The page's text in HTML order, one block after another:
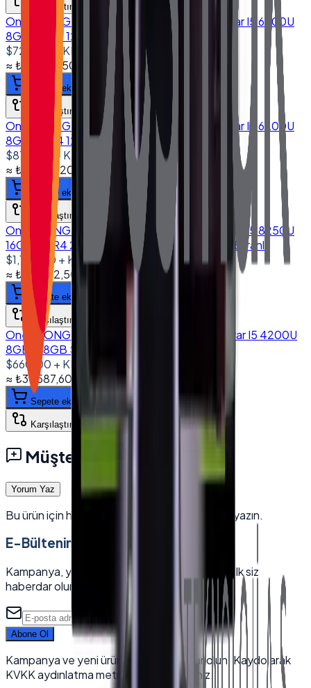
Karşılaştır
Onega ONG-1560 15.6'' Dokunmatik Bilgisayar I5 6200U
8GB DDR4 128GB SSD
$725.00
+ KDV
≈₺34.698,50 + KDV 20
Sepete ekle
Karşılaştır
Onega ONG-1560 15.6'' Dokunmatik Bilgisayar I5 6200U
8GB DDR4 128GB SSD 10.1" Müşteri Ekranlı
$870.00
+ KDV
≈₺41.638,20
Sepete ekle
Karşılaştır
Onega ONG-1560 15.6'' Dokunmatik Bilgisayar I5 8250U
16GB DDR4 256GB NVMe SSD 10.1" Müşteri Ekranlı
$1,125.00 + KDV
≈₺53.842,50 (%20
Sepete ekle
Karşılaştır
Onega ONG-1850 18.5'' Dokunmatik Bilgisayar I5 4200U
8GB 128GB SSD 10.1" Müşteri Ekranlı
$660.00 + KDV
≈₺31.587,60 + KDV (%20
Sepete ekle
Karşılaştır
Müşteri Yorumları
Yorum Yaz
Bu ürün için henüz yorum yok — ilk yorumu siz yazın.
E-Bültenimize Katılın
Kampanya, yeni ürün ve sektörel içeriklerden ilk siz
haberdar olun.
Abone Ol
Kampanya ve yeni ürünlerden haberdar olun. Kaydolarak
KVKK aydınlatma metnini kabul edersiniz.